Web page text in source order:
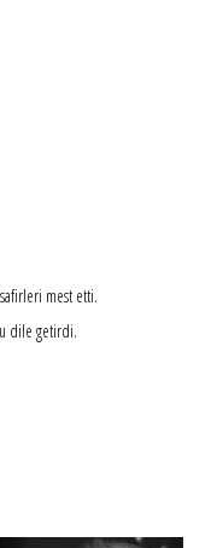
mest etti.
dile getirdi.